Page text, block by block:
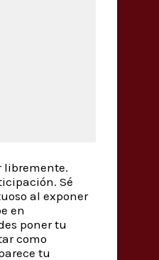
libremente.
Sé
al exponer
en
poner tu
como
tu